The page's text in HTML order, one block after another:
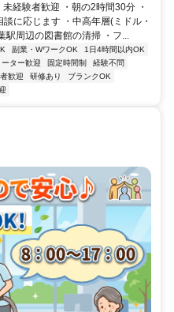
経験者歓迎 ・朝の2時間30分 ・
に応じます ・中高年層(ミドル・
駅周辺の図書館の清掃 ・フ...
副業・WワークOK
1日4時間以内OK
ーター歓迎 固定時間制
経験不問
歓迎 研修あり
ブランクOK